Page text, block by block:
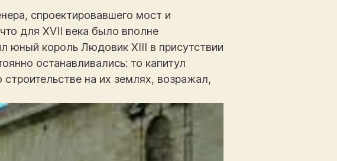
спроектировавшего мост и
для XVII века было вполне
юный король Людовик XIII в присутствии
останавливались: то капитул
на их землях, возражал,